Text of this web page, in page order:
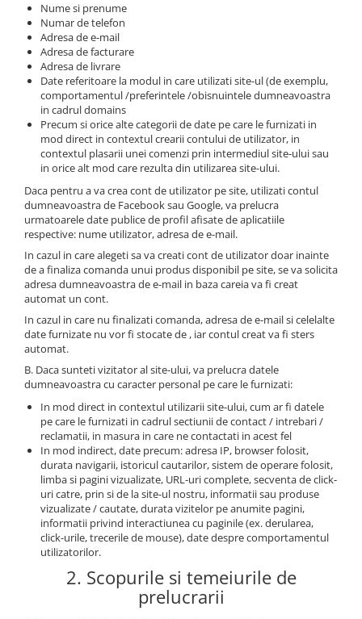
Nume si prenume
Numar de telefon
Adresa de e-mail
Adresa de facturare
Adresa de livrare
Date referitoare la modul in care utilizati site-ul (de exemplu,
comportamentul /preferintele /obisnuintele dumneavoastra
in cadrul domains
Precum si orice alte categorii de date pe care le furnizati in
mod direct in contextul crearii contului de utilizator, in
contextul plasarii unei comenzi prin intermediul site-ului sau
in orice alt mod care rezulta din utilizarea site-ului.
Daca pentru a va crea cont de utilizator pe site, utilizati contul
dumneavoastra de Facebook sau Google, va prelucra
urmatoarele date publice de profil afisate de aplicatiile
respective: nume utilizator, adresa de e-mail.
In cazul in care alegeti sa va creati cont de utilizator doar inainte
de a finaliza comanda unui produs disponibil pe site, se va solicita
adresa dumneavoastra de e-mail in baza careia va fi creat
automat un cont.
In cazul in care nu finalizati comanda, adresa de e-mail si celelalte
date furnizate nu vor fi stocate de , iar contul creat va fi sters
automat.
B. Daca sunteti vizitator al site-ului, va prelucra datele
dumneavoastra cu caracter personal pe care le furnizati:
In mod direct in contextul utilizarii site-ului, cum ar fi datele
pe care le furnizati in cadrul sectiunii de contact / intrebari /
reclamatii, in masura in care ne contactati in acest fel
In mod indirect, date precum: adresa IP, browser folosit,
durata navigarii, istoricul cautarilor, sistem de operare folosit,
limba si pagini vizualizate, URL-uri complete, secventa de click-
uri catre, prin si de la site-ul nostru, informatii sau produse
vizualizate / cautate, durata vizitelor pe anumite pagini,
informatii privind interactiunea cu paginile (ex. derularea,
click-urile, trecerile de mouse), date despre comportamentul
utilizatorilor.
2. Scopurile si temeiurile de
prelucrarii